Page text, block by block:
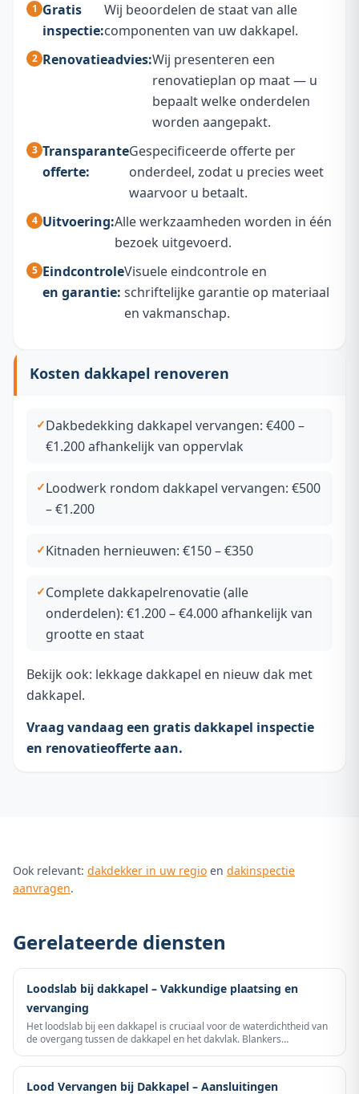
Gratis
inspectie:
Wij beoordelen de staat van alle
componenten van uw dakkapel.
Renovatieadvies:Wij presenteren een
renovatieplan op maat — u
bepaalt welke onderdelen
worden aangepakt.
Transparante
offerte:
Gespecificeerde offerte per
onderdeel, zodat u precies weet
waarvoor u betaalt.
Uitvoering:Alle werkzaamheden worden in één
bezoek uitgevoerd.
Eindcontrole
en garantie:
Visuele eindcontrole en
schriftelijke garantie op materiaal
en vakmanschap.
Kosten dakkapel renoveren
Dakbedekking dakkapel vervangen: €400 –
€1.200 afhankelijk van oppervlak
Loodwerk rondom dakkapel vervangen: €500
– €1.200
Kitnaden hernieuwen: €150 – €350
Complete dakkapelrenovatie (alle
onderdelen): €1.200 – €4.000 afhankelijk van
grootte en staat
Bekijk ook: lekkage dakkapel en nieuw dak met
dakkapel.
Vraag vandaag een gratis dakkapel inspectie
en renovatieofferte aan.
Ook relevant: dakdekker in uw regio en dakinspectie
aanvragen.
Gerelateerde diensten
Loodslab bij dakkapel – Vakkundige plaatsing en
vervanging
Het loodslab bij een dakkapel is cruciaal voor de waterdichtheid van
de overgang tussen de dakkapel en het dakvlak. Blankers
vakkundig – snel en met garantie.
Lood Vervangen bij Dakkapel – Aansluitingen